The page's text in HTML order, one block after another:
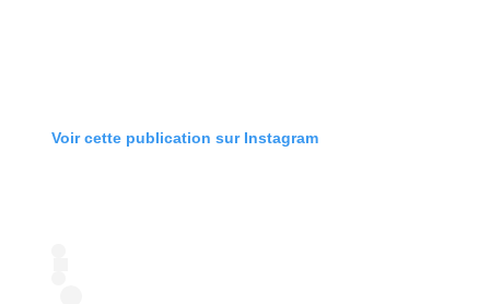
Voir cette publication sur Instagram